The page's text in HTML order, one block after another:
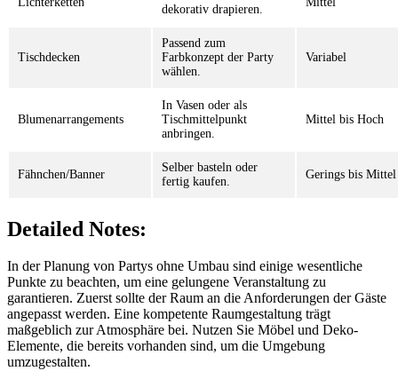
dekorativ drapieren.
Tischdecken
Passend zum
Farbkonzept der Party
wählen.
Variabel
Blumenarrangements
In Vasen oder als
Tischmittelpunkt
anbringen.
Mittel bis Hoch
Fähnchen/Banner
Selber basteln oder
fertig kaufen.
Gerings bis Mittel
Detailed Notes:
In der Planung von Partys ohne Umbau sind einige wesentliche
Punkte zu beachten, um eine gelungene Veranstaltung zu
garantieren. Zuerst sollte der Raum an die Anforderungen der Gäste
angepasst werden. Eine kompetente Raumgestaltung trägt
maßgeblich zur Atmosphäre bei. Nutzen Sie Möbel und Deko-
Elemente, die bereits vorhanden sind, um die Umgebung
umzugestalten.